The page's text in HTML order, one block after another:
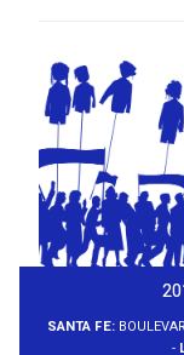
SANTA FE:
-